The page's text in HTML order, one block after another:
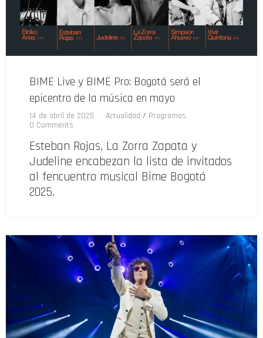
BIME Live y BIME Pro: Bogotá será el
epicentro de la música en mayo
14 de abril de 2025 Actualidad / Programas
0 Comments
Esteban Rojas, La Zorra Zapata y
Judeline encabezan la lista de invitados
al fencuentro musical Bime Bogotá
2025.